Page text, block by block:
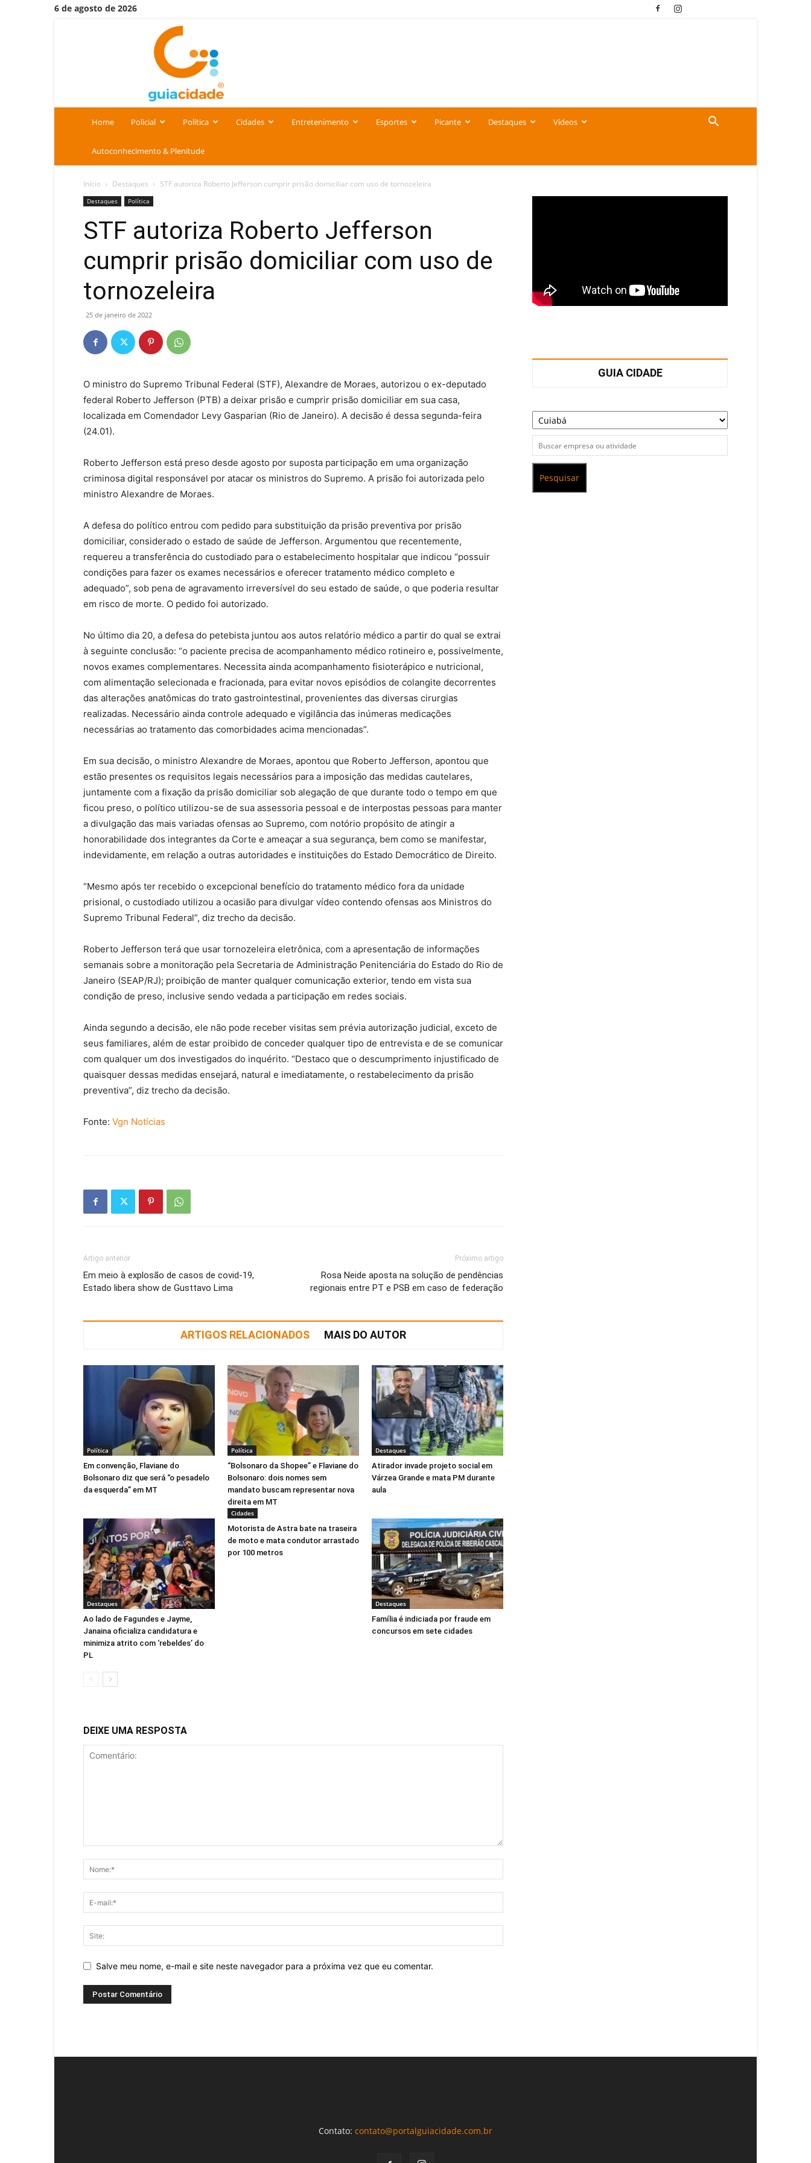
6 de agosto de 2026
Home Policial Política Cidades Entretenimento Esportes Picante Destaques Vídeos
Autoconhecimento & Plenitude
Início Destaques STF autoriza Roberto Jefferson cumprir prisão domiciliar com uso de tornozeleira
Destaques Política
STF autoriza Roberto Jefferson
cumprir prisão domiciliar com uso de
tornozeleira
25 de janeiro de 2022
O ministro do Supremo Tribunal Federal (STF), Alexandre de Moraes, autorizou o ex-deputado
federal Roberto Jefferson (PTB) a deixar prisão e cumprir prisão domiciliar em sua casa,
localizada em Comendador Levy Gasparian (Rio de Janeiro). A decisão é dessa segunda-feira
(24.01).
Roberto Jefferson está preso desde agosto por suposta participação em uma organização
criminosa digital responsável por atacar os ministros do Supremo. A prisão foi autorizada pelo
ministro Alexandre de Moraes.
A defesa do político entrou com pedido para substituição da prisão preventiva por prisão
domiciliar, considerado o estado de saúde de Jefferson. Argumentou que recentemente,
requereu a transferência do custodiado para o estabelecimento hospitalar que indicou “possuir
condições para fazer os exames necessários e oferecer tratamento médico completo e
adequado”, sob pena de agravamento irreversível do seu estado de saúde, o que poderia resultar
em risco de morte. O pedido foi autorizado.
No último dia 20, a defesa do petebista juntou aos autos relatório médico a partir do qual se extrai
à seguinte conclusão: “o paciente precisa de acompanhamento médico rotineiro e, possivelmente,
novos exames complementares. Necessita ainda acompanhamento fisioterápico e nutricional,
com alimentação selecionada e fracionada, para evitar novos episódios de colangite decorrentes
das alterações anatômicas do trato gastrointestinal, provenientes das diversas cirurgias
realizadas. Necessário ainda controle adequado e vigilância das inúmeras medicações
necessárias ao tratamento das comorbidades acima mencionadas”.
Em sua decisão, o ministro Alexandre de Moraes, apontou que Roberto Jefferson, apontou que
estão presentes os requisitos legais necessários para a imposição das medidas cautelares,
juntamente com a fixação da prisão domiciliar sob alegação de que durante todo o tempo em que
ficou preso, o político utilizou-se de sua assessoria pessoal e de interpostas pessoas para manter
a divulgação das mais variadas ofensas ao Supremo, com notório propósito de atingir a
honorabilidade dos integrantes da Corte e ameaçar a sua segurança, bem como se manifestar,
indevidamente, em relação a outras autoridades e instituições do Estado Democrático de Direito.
“Mesmo após ter recebido o excepcional benefício do tratamento médico fora da unidade
prisional, o custodiado utilizou a ocasião para divulgar vídeo contendo ofensas aos Ministros do
Supremo Tribunal Federal”, diz trecho da decisão.
Roberto Jefferson terá que usar tornozeleira eletrônica, com a apresentação de informações
semanais sobre a monitoração pela Secretaria de Administração Penitenciária do Estado do Rio de
Janeiro (SEAP/RJ); proibição de manter qualquer comunicação exterior, tendo em vista sua
condição de preso, inclusive sendo vedada a participação em redes sociais.
Ainda segundo a decisão, ele não pode receber visitas sem prévia autorização judicial, exceto de
seus familiares, além de estar proibido de conceder qualquer tipo de entrevista e de se comunicar
com qualquer um dos investigados do inquérito. “Destaco que o descumprimento injustificado de
quaisquer dessas medidas ensejará, natural e imediatamente, o restabelecimento da prisão
preventiva”, diz trecho da decisão.
Fonte: Vgn Notícias
Artigo anterior
Em meio à explosão de casos de covid-19,
Estado libera show de Gusttavo Lima
Próximo artigo
Rosa Neide aposta na solução de pendências
regionais entre PT e PSB em caso de federação
ARTIGOS RELACIONADOS MAIS DO AUTOR
Política
Em convenção, Flaviane do
Bolsonaro diz que será “o pesadelo
da esquerda” em MT
Política
“Bolsonaro da Shopee” e Flaviane do
Bolsonaro: dois nomes sem
mandato buscam representar nova
direita em MT
Destaques
Atirador invade projeto social em
Várzea Grande e mata PM durante
aula
Destaques
Ao lado de Fagundes e Jayme,
Janaina oficializa candidatura e
minimiza atrito com ‘rebeldes’ do
PL
Cidades
Motorista de Astra bate na traseira
de moto e mata condutor arrastado
por 100 metros
Destaques
Família é indiciada por fraude em
concursos em sete cidades
DEIXE UMA RESPOSTA
Salve meu nome, e-mail e site neste navegador para a próxima vez que eu comentar.
GUIA CIDADE
Pesquisar
Contato: contato@portalguiacidade.com.br